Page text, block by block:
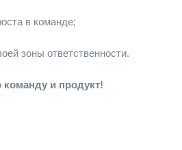
в команде;
зоны ответственности.
и продукт!